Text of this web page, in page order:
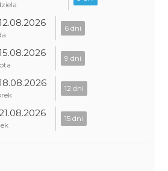
6 dni
9 dni
12 dni
15 dni